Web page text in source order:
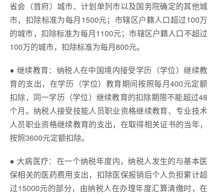
省会（首府）城市、计划单列市以及国务院确定的其他城
市，扣除标准为每月1500元；市辖区户籍人口超过100万
的城市，扣除标准为每月1100元；市辖区户籍人口不超过
100万的城市，扣除标准为每月800元。
● 继续教育：纳税人在中国境内接受学历（学位）继续教
育的支出，在学历（学位）教育期间按照每月400元定额
扣除，同一学历（学位）继续教育的扣除期限不能超过48
个月。纳税人接受技能人员职业资格继续教育、专业技术
人员职业资格继续教育的支出，在取得相关证书的当年，
按照3600元定额扣除。
● 大病医疗：在一个纳税年度内，纳税人发生的与基本医
保相关的医药费用支出，扣除医保报销后个人负担累计超
过15000元的部分，由纳税人在办理年度汇算清缴时，在